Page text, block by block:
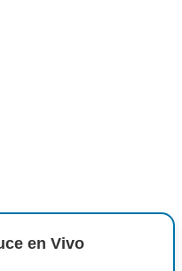
en Vivo